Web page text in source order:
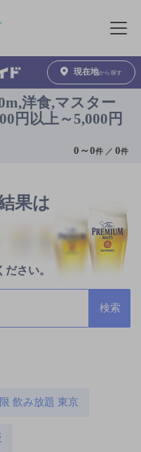
メニュ
現在地から探す
洋食,マスター
円以上～5,000円
0 ～0件 ／0件
果は
さい。
飲み放題 東京